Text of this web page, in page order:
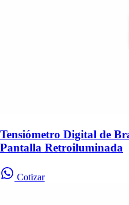
Tensiómetro Digital de
Pantalla Retroiluminada
Cotizar